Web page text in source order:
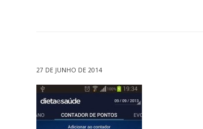
27 DE JUNHO DE 2014